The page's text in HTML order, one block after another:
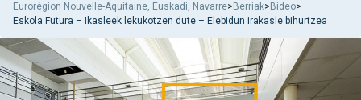
Eurorégion Nouvelle-Aquitaine, Euskadi, Navarre> Berriak> Bideo>
Eskola Futura – Ikasleek lekukotzen dute – Elebidun irakasle bihurtzea